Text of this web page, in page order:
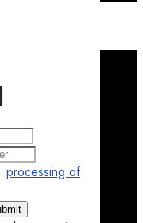
processing of